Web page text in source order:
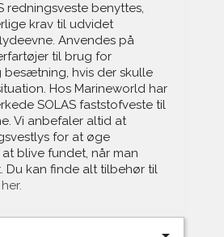
redningsveste benyttes,
krav til udvidet
Anvendes på
til brug for
besætning, hvis der skulle
Hos Marineworld har
SOLAS faststofveste til
Vi anbefaler altid at
for at øge
blive fundet, når man
Du kan finde alt tilbehør til
her.